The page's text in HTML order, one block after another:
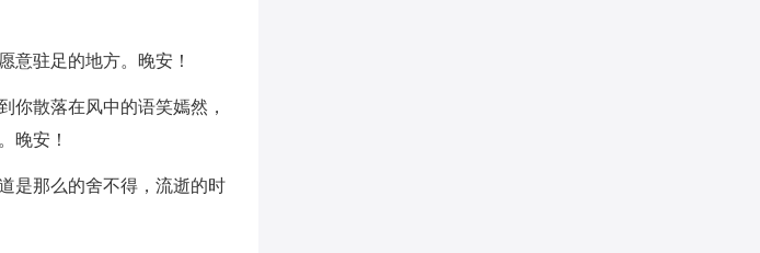
意驻足的地方。晚安！
你散落在风中的语笑嫣然，
晚安！
是那么的舍不得，流逝的时